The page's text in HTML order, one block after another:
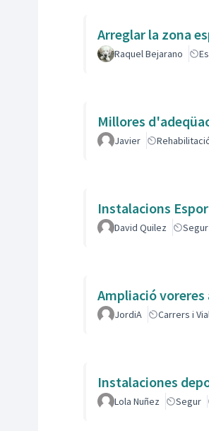
Arreglar la zona
Raquel Bejarano
Millores
Javier
Instalacions
David Quilez Segur
Ampliació voreres
JordiA Carrers i
Instalaciones
Lola Nuñez Segur